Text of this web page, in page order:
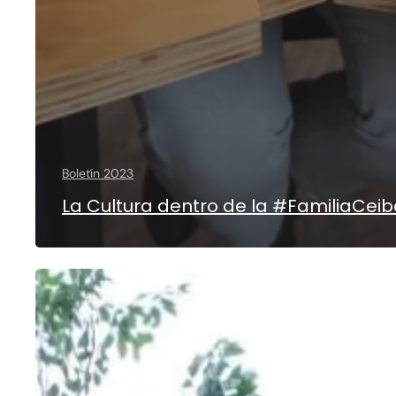
Boletín 2023
La Cultura dentro de la